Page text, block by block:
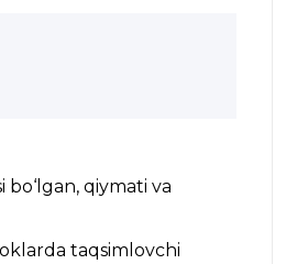
qiymati va
taqsimlovchi